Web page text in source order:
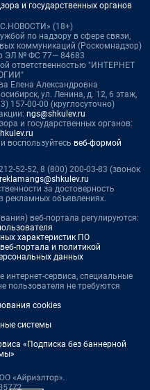
и государственных органов
(18+)
по надзору в сфере связи,
коммуникаций (Роскомнадзор)
ЭЛ № ФС 77— 84683
ответственностью "ИНТЕРНЕТ
Елена Александровна
ул. Ленина, д. 12, 6 этаж,
157-00-00 (круглосуточно)
ngs@shkulev.ru
и государственных органов:
воспользуйтесь веб-формой
52-52, 8 (800) 200-03-83 (звонок
reklamangs@shkulev.ru
за достоверность
рекламных объявлениях.
веб-портала регулируются:
характеристик ПО
портала и политикой
данных
интернет-сервиса, специальные
пользователя не требуются
cookies
системы
«Подписка без баннерной